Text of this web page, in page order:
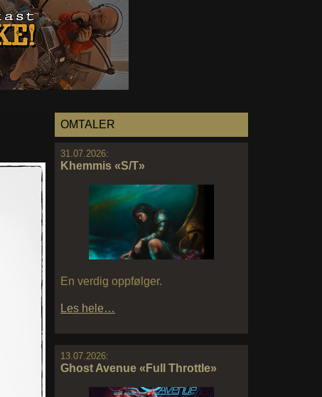
OMTALER
31.07.2026:
Khemmis «S/T»
En verdig oppfølger.
Les hele…
13.07.2026:
Ghost Avenue «Full Throttle»